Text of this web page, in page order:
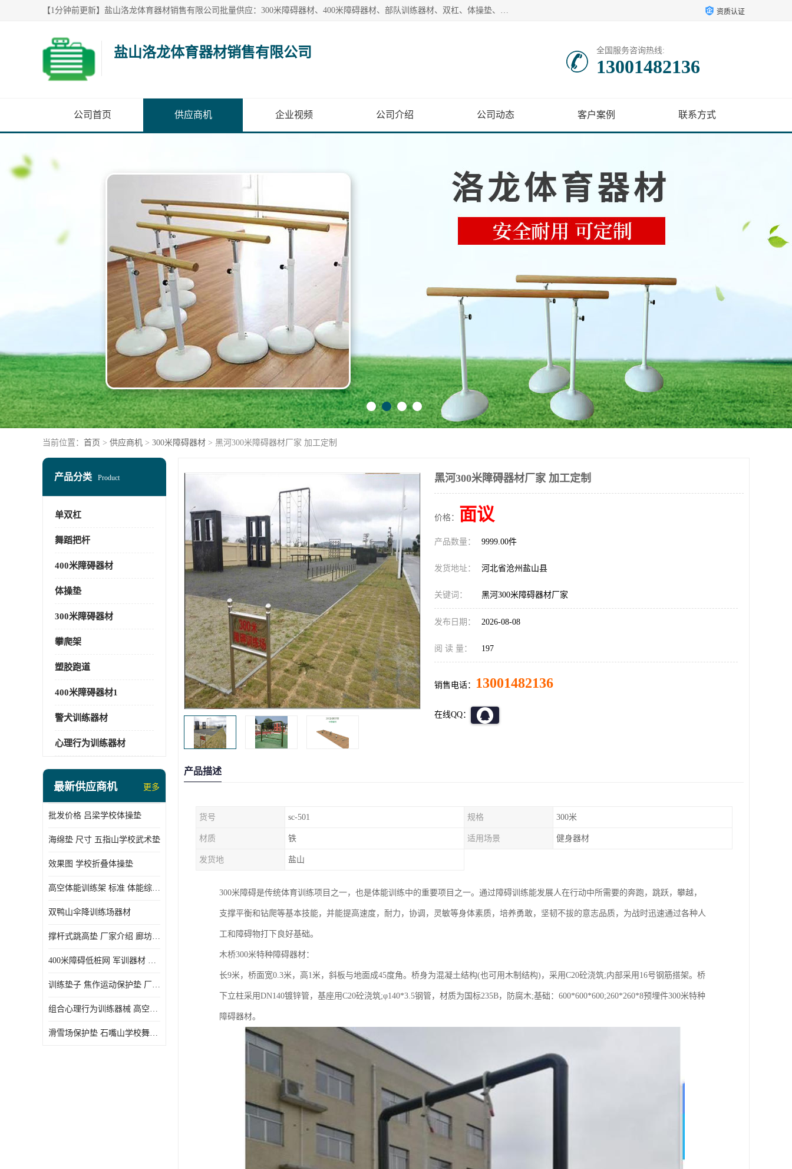
【1分钟前更新】盐山洛龙体育器材销售有限公司批量供应：300米障碍器材、400米障碍器材、部队训练器材、双杠、体操垫、舞蹈把杆等产品。盐山洛龙体育器材销售有限公司经过多年的发展，集研发，生产，销售，售后服务为一体. 奉行“质量，信誉，服务”的宗旨，以开拓创新的精神和真诚守信的态度积极进取。 资质认证
盐山洛龙体育器材销售有限公司 全国服务咨询热线:
13001482136
公司首页 供应商机 企业视频 公司介绍 公司动态 客户案例 联系方式
当前位置： 首页 > 供应商机 > 300米障碍器材 > 黑河300米障碍器材厂家 加工定制
产品分类 Product
单双杠
舞蹈把杆
400米障碍器材
体操垫
300米障碍器材
攀爬架
塑胶跑道
400米障碍器材1
警犬训练器材
心理行为训练器材
最新供应商机 更多
批发价格 吕梁学校体操垫
海绵垫 尺寸 五指山学校武术垫
效果图 学校折叠体操垫
高空体能训练架 标准 体能综合训练架
双鸭山伞降训练场器材
撑杆式跳高垫 厂家介绍 廊坊舞蹈室体操垫
400米障碍低桩网 军训器材 厂家实物图
训练垫子 焦作运动保护垫 厂家销售
组合心理行为训练器械 高空拓展训练架 守信厂家
滑雪场保护垫 石嘴山学校舞蹈垫
黑河300米障碍器材厂家 加工定制
价格： 面议
产品数量： 9999.00件
发货地址： 河北省沧州盐山县
关键词： 黑河300米障碍器材厂家
发布日期： 2026-08-08
阅 读 量： 197
销售电话： 13001482136
在线QQ：
产品描述
货号 sc-501 规格 300米
材质 铁 适用场景 健身器材
发货地 盐山
300米障碍是传统体育训练项目之一，也是体能训练中的重要项目之一。通过障碍训练能发展人在行动中所需要的奔跑，跳跃，攀越，
支撑平衡和钻爬等基本技能，并能提高速度，耐力，协调，灵敏等身体素质，培养勇敢，坚韧不拔的意志品质，为战时迅速通过各种人
工和障碍物打下良好基础。
木桥300米特种障碍器材：
长9米，桥面宽0.3米，高1米，斜板与地面成45度角。桥身为混凝土结构(也可用木制结构)，采用C20砼浇筑;内部采用16号钢筋搭架。桥
下立柱采用DN140镀锌管，基座用C20砼浇筑;φ140*3.5钢管，材质为国标235B，防腐木;基础：600*600*600;260*260*8预埋件300米特种
障碍器材。